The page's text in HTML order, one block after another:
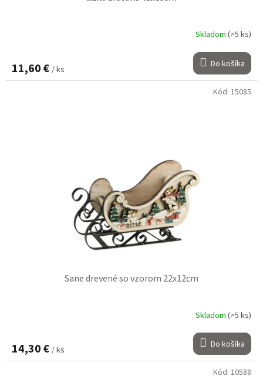
Skladom (>5 ks)
11,60 € / ks Do košíka
Sane drevené so vzorom 22x12cm
Skladom (>5 ks)
14,30 € / ks Do košíka
Kód: 15085
Kód: 10588